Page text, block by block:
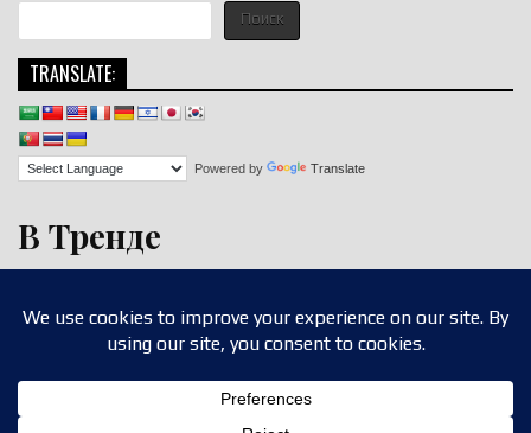
Поиск
TRANSLATE:
Powered by Translate
В Тренде
Copyright © 2026 nigroll.com
Design by ThemesDNA.com